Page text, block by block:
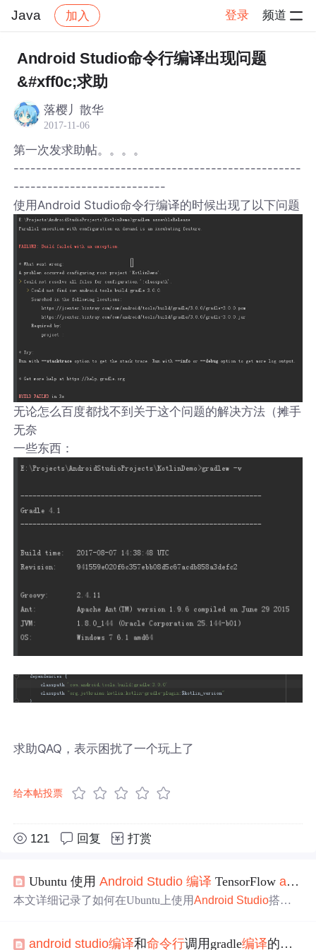
Java 加入 登录 频道
社区 Java 帖子详情
Android Studio命令行编译出现问题
&#xff0c;求助
落樱丿散华
2017-11-06
第一次发求助帖。。。。
---------------------------------------------------
---------------------------
使用Android Studio命令行编译的时候出现了以下问题
无论怎么百度都找不到关于这个问题的解决方法（摊手
无奈
一些东西：
求助QAQ，表示困扰了一个玩上了
给本帖投票
121 回复 打赏
Ubuntu 使用Android Studio 编译 TensorFlowandroid
本文详细记录了如何在Ubuntu上使用Android Studio搭建
过程中的问题，适合无Android开发经验的开发者参考。
android studio编译和命令行调用gradle编译的区别